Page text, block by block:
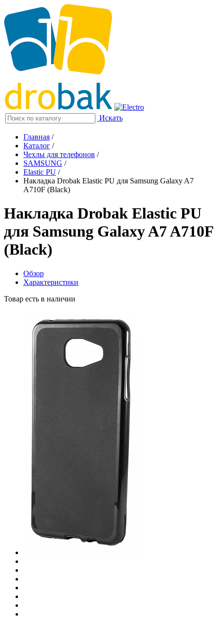
Искать
Главная /
Каталог /
Чехлы для телефонов /
SAMSUNG /
Elastic PU /
Накладка Drobak Elastic PU для Samsung Galaxy A7
A710F (Black)
Накладка Drobak Elastic PU
для Samsung Galaxy A7 A710F
(Black)
Обзор
Характеристики
Товар есть в наличии